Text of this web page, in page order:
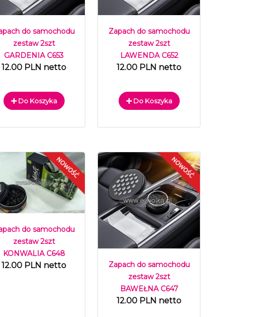
do samochodu
zestaw 2szt
GARDENIA C653
12.00 PLN netto
Do Koszyka
Zapach do samochodu
zestaw 2szt
LAWENDA C652
12.00 PLN netto
Do Koszyka
do samochodu
zestaw 2szt
KONWALIA C648
12.00 PLN netto
Zapach do samochodu
zestaw 2szt
BAWEŁNA C647
12.00 PLN netto